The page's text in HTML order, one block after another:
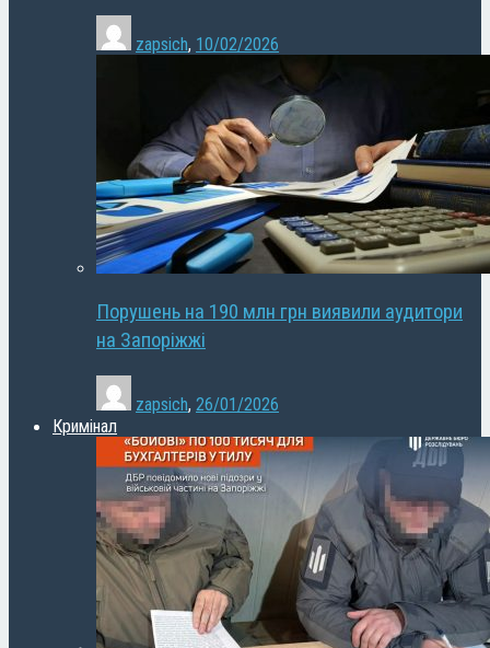
zapsich, 10/02/2026
Порушень на 190 млн грн виявили аудитори
на Запоріжжі
zapsich, 26/01/2026
Кримінал